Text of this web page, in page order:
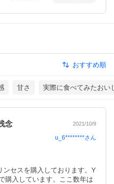
おすすめ順
甘さ 実際に食べてみたおい
念 2021/10/9
u_6********さん
ンセスを購入しております。Y
購入しています。ここ数年は